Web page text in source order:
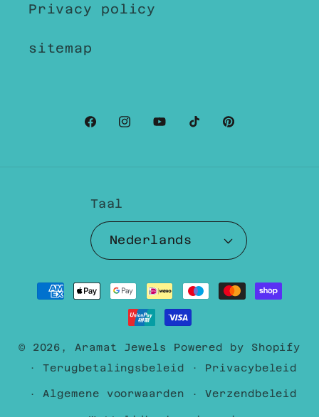
Privacy policy
sitemap
Facebook
Instagram
YouTubeTikTokPinterest
Taal
Nederlands
Betaalmethoden
© 2026, Aramat Jewels Powered by Shopify
Terugbetalingsbeleid
Privacybeleid
Algemene voorwaarden Verzendbeleid